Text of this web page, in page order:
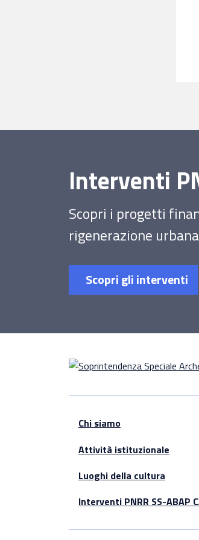
Interventi
Scopri i progetti
rigenerazione
Scopri gli interventi
Chi siamo
Attività istituzionale
Luoghi della cultura
Interventi PNRR SS-ABAP